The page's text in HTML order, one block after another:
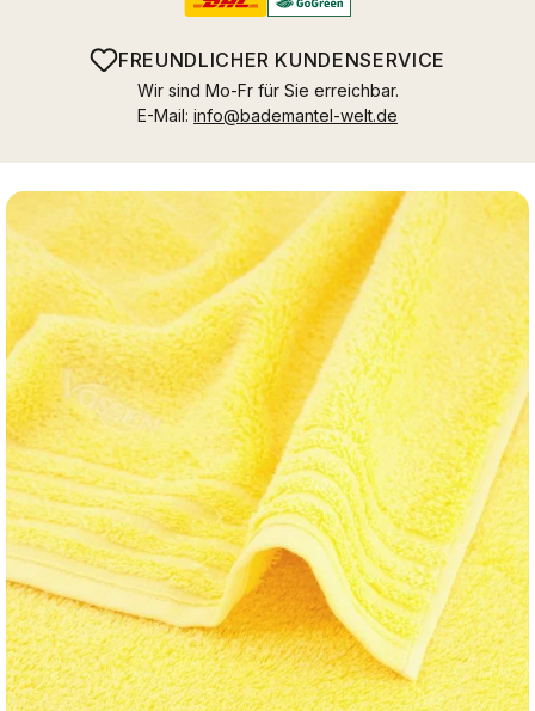
FREUNDLICHER KUNDENSERVICE
Wir sind Mo-Fr für Sie erreichbar.
E-Mail: info@bademantel-welt.de